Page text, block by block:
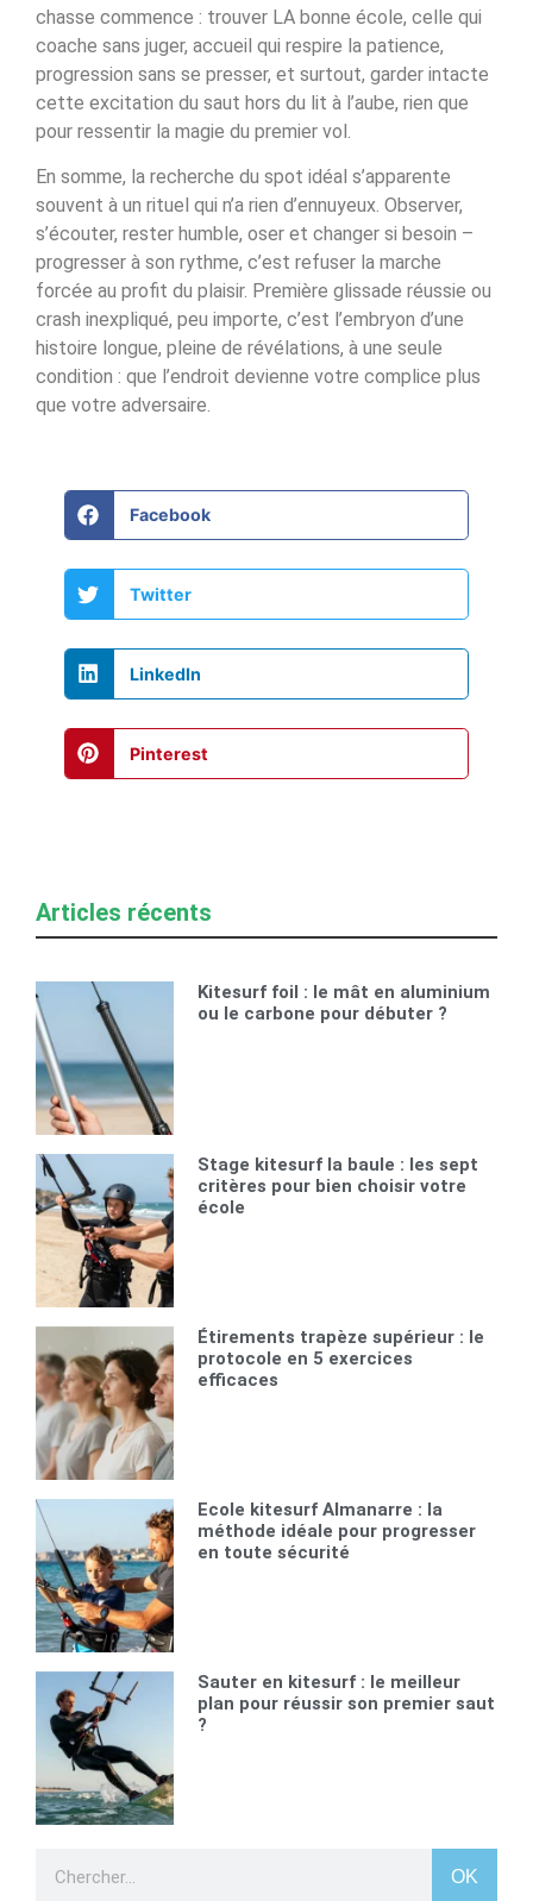
chasse commence : trouver LA bonne école, celle qui
coache sans juger, accueil qui respire la patience,
progression sans se presser, et surtout, garder intacte
cette excitation du saut hors du lit à l’aube, rien que
pour ressentir la magie du premier vol.
En somme, la recherche du spot idéal s’apparente
souvent à un rituel qui n’a rien d’ennuyeux. Observer,
s’écouter, rester humble, oser et changer si besoin –
progresser à son rythme, c’est refuser la marche
forcée au profit du plaisir. Première glissade réussie ou
crash inexpliqué, peu importe, c’est l’embryon d’une
histoire longue, pleine de révélations, à une seule
condition : que l’endroit devienne votre complice plus
que votre adversaire.
Facebook
Twitter
LinkedIn
Pinterest
Articles récents
Kitesurf foil : le mât en aluminium
ou le carbone pour débuter ?
Stage kitesurf la baule : les sept
critères pour bien choisir votre
école
Étirements trapèze supérieur : le
protocole en 5 exercices
efficaces
Ecole kitesurf Almanarre : la
méthode idéale pour progresser
en toute sécurité
Sauter en kitesurf : le meilleur
plan pour réussir son premier saut
?
OK